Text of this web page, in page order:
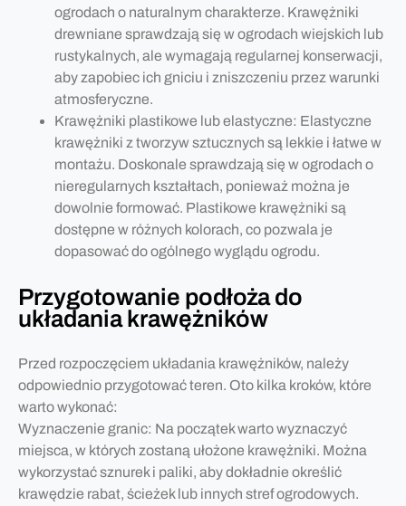
ogrodach o naturalnym charakterze. Krawężniki
drewniane sprawdzają się w ogrodach wiejskich lub
rustykalnych, ale wymagają regularnej konserwacji,
aby zapobiec ich gniciu i zniszczeniu przez warunki
atmosferyczne.
Krawężniki plastikowe lub elastyczne: Elastyczne
krawężniki z tworzyw sztucznych są lekkie i łatwe w
montażu. Doskonale sprawdzają się w ogrodach o
nieregularnych kształtach, ponieważ można je
dowolnie formować. Plastikowe krawężniki są
dostępne w różnych kolorach, co pozwala je
dopasować do ogólnego wyglądu ogrodu.
Przygotowanie podłoża do
układania krawężników
Przed rozpoczęciem układania krawężników, należy
odpowiednio przygotować teren. Oto kilka kroków, które
warto wykonać:
Wyznaczenie granic: Na początek warto wyznaczyć
miejsca, w których zostaną ułożone krawężniki. Można
wykorzystać sznurek i paliki, aby dokładnie określić
krawędzie rabat, ścieżek lub innych stref ogrodowych.